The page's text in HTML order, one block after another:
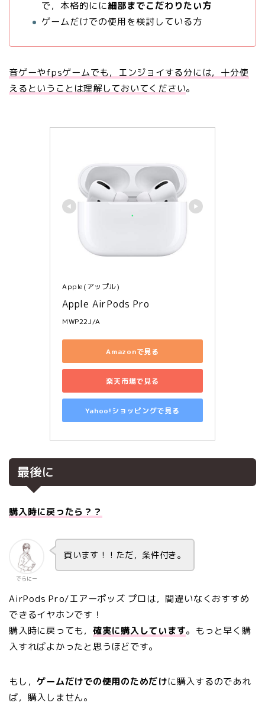
で，本格的にに細部までこだわりたい方
ゲームだけでの使用を検討している方
音ゲーやfpsゲームでも，エンジョイする分には，十分使
えるということは理解しておいてください。
Apple(アップル)
Apple AirPods Pro
MWP22J/A
Amazonで見る
楽天市場で見る
Yahoo!ショッピングで見る
最後に
購入時に戻ったら？？
でらにー
買います！！ただ，条件付き。
AirPods Pro/エアーポッズ プロは，間違いなくおすすめ
できるイヤホンです！
購入時に戻っても， 確実に購入しています。もっと早く購
入すればよかったと思うほどです。
もし，ゲームだけでの使用のためだけに購入するのであれ
ば，購入しません。